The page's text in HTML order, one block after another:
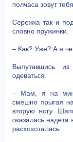
полчаса зовут
Сережка так и
словно пружинки.
– Как? Уже? А я
Выпутавшись
одеваться.
– Мам, я на
смешно прыгая
вторую ногу.
оказалась
расхохоталась: